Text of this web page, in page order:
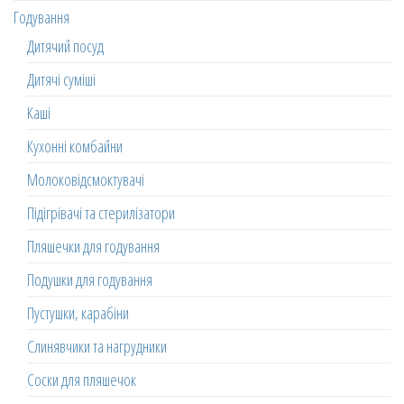
Годування
Дитячий посуд
Дитячі суміші
Каші
Кухонні комбайни
Молоковідсмоктувачі
Підігрівачі та стерилізатори
Пляшечки для годування
Подушки для годування
Пустушки, карабіни
Слинявчики та нагрудники
Соски для пляшечок